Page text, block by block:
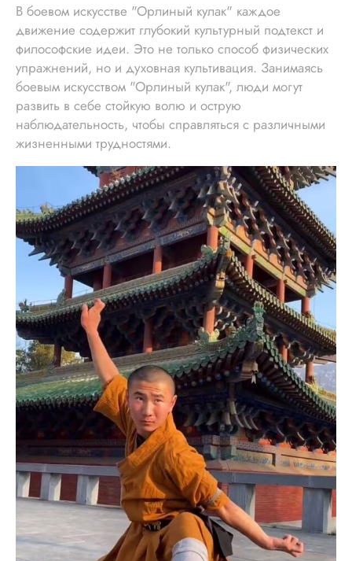
В боевом искусстве "Орлиный кулак" каждое
движение содержит глубокий культурный подтекст и
философские идеи. Это не только способ физических
упражнений, но и духовная культивация. Занимаясь
боевым искусством "Орлиный кулак", люди могут
развить в себе стойкую волю и острую
наблюдательность, чтобы справляться с различными
жизненными трудностями.